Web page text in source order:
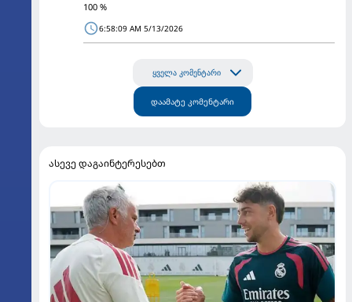
100 %
6:58:09 AM 5/13/2026
ყველა კომენტარი
დაამატე კომენტარი
ასევე დაგაინტერესებთ